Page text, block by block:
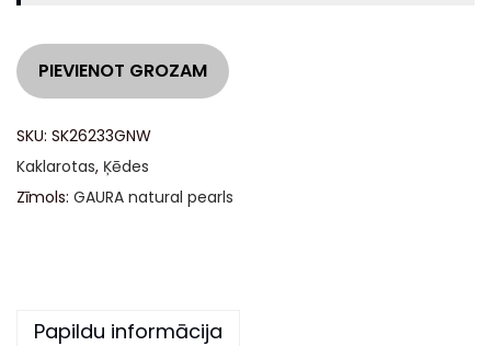
PIEVIENOT GROZAM
SKU: SK26233GNW
Kaklarotas, Ķēdes
Zīmols: GAURA natural pearls
Papildu informācija